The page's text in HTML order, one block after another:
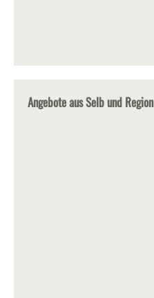
Angebote aus Selb und Region